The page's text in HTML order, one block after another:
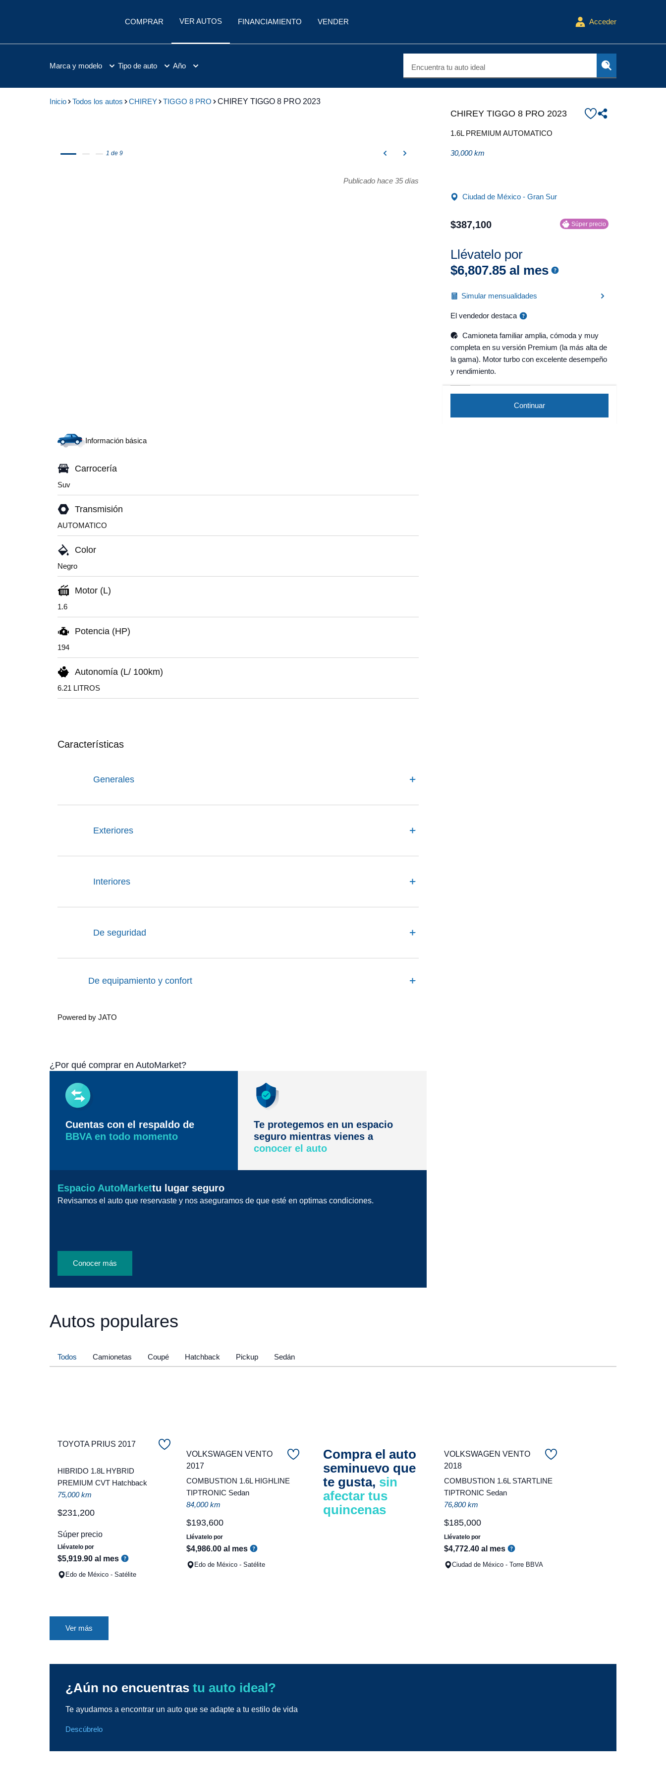
COMPRAR VER AUTOS FINANCIAMIENTO VENDER Acceder
Marca y modelo Tipo de auto Año Encuentra tu auto ideal
Inicio Todos los autos CHIREY TIGGO 8 PRO CHIREY TIGGO 8 PRO 2023
1 de 9
Publicado hace 35 días
CHIREY TIGGO 8 PRO 2023
1.6L PREMIUM AUTOMATICO
30,000 km
Ciudad de México - Gran Sur
$387,100 Súper precio
Llévatelo por
$6,807.85al mes
Simular mensualidades
El vendedor destaca
Camioneta familiar amplia, cómoda y muy
completa en su versión Premium (la más alta de
la gama). Motor turbo con excelente desempeño
y rendimiento.
Continuar
Información básica
Carrocería
Suv
Transmisión
AUTOMATICO
Color
Negro
Motor (L)
1.6
Potencia (HP)
194
Autonomía (L/ 100km)
6.21 LITROS
Características
Generales
Exteriores
Interiores
De seguridad
De equipamiento y confort
Powered by JATO
¿Por qué comprar en AutoMarket?
Cuentas con el respaldo de
BBVA en todo momento
Te protegemos en un espacio
seguro mientras vienes a
conocer el auto
Espacio AutoMarkettu lugar seguro
Revisamos el auto que reservaste y nos aseguramos de que esté en optimas condiciones.
Conocer más
Autos populares
Todos Camionetas Coupé Hatchback Pickup Sedán
TOYOTA PRIUS 2017
HIBRIDO 1.8L HYBRID
PREMIUM CVT Hatchback
75,000 km
$231,200
Súper precio
Llévatelo por
$5,919.90 al mes
Edo de México - Satélite
VOLKSWAGEN VENTO
2017
COMBUSTION 1.6L HIGHLINE
TIPTRONIC Sedan
84,000 km
$193,600
Llévatelo por
$4,986.00 al mes
Edo de México - Satélite
Compra el auto
seminuevo que
te gusta, sin
afectar tus
quincenas
VOLKSWAGEN VENTO
2018
COMBUSTION 1.6L STARTLINE
TIPTRONIC Sedan
76,800 km
$185,000
Llévatelo por
$4,772.40 al mes
Ciudad de México - Torre BBVA
Ver más
¿Aún no encuentras tu auto ideal?
Te ayudamos a encontrar un auto que se adapte a tu estilo de vida
Descúbrelo